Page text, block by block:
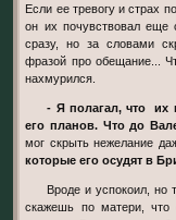
Если ее тревогу и страх
он их почувствовал еще
сразу, но за словами
фразой про обещание...
нахмурился.
- Я полагал, что их интересовала история с Трауном и детали
его планов. Что до
мог скрыть нежелание
которые его осудят в
Вроде и успокоил, но только с одного конца проблемы пока. Да и не
скажешь по матери, что